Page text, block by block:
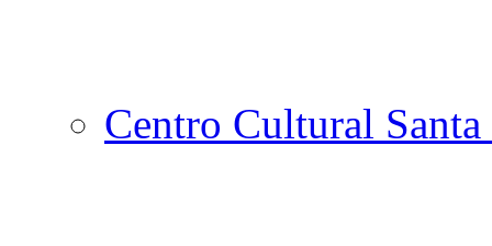
Centro Cultural